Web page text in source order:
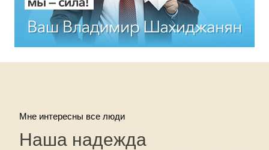
Мне интересны все люди
Наша надежда